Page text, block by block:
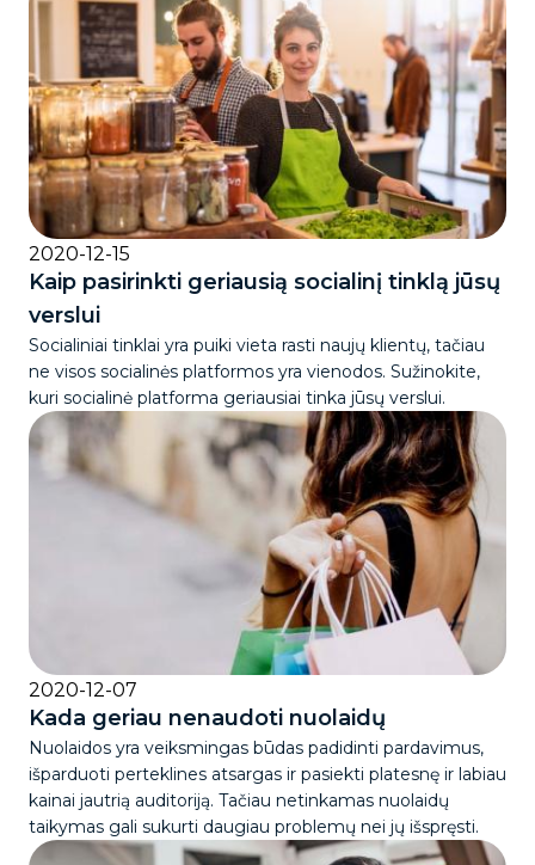
2020-12-15
Kaip pasirinkti geriausią socialinį tinklą jūsų
verslui
Socialiniai tinklai yra puiki vieta rasti naujų klientų, tačiau
ne visos socialinės platformos yra vienodos. Sužinokite,
kuri socialinė platforma geriausiai tinka jūsų verslui.
2020-12-07
Kada geriau nenaudoti nuolaidų
Nuolaidos yra veiksmingas būdas padidinti pardavimus,
išparduoti perteklines atsargas ir pasiekti platesnę ir labiau
kainai jautrią auditoriją. Tačiau netinkamas nuolaidų
taikymas gali sukurti daugiau problemų nei jų išspręsti.